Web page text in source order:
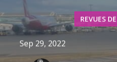
REVUES
Sep 29, 2022